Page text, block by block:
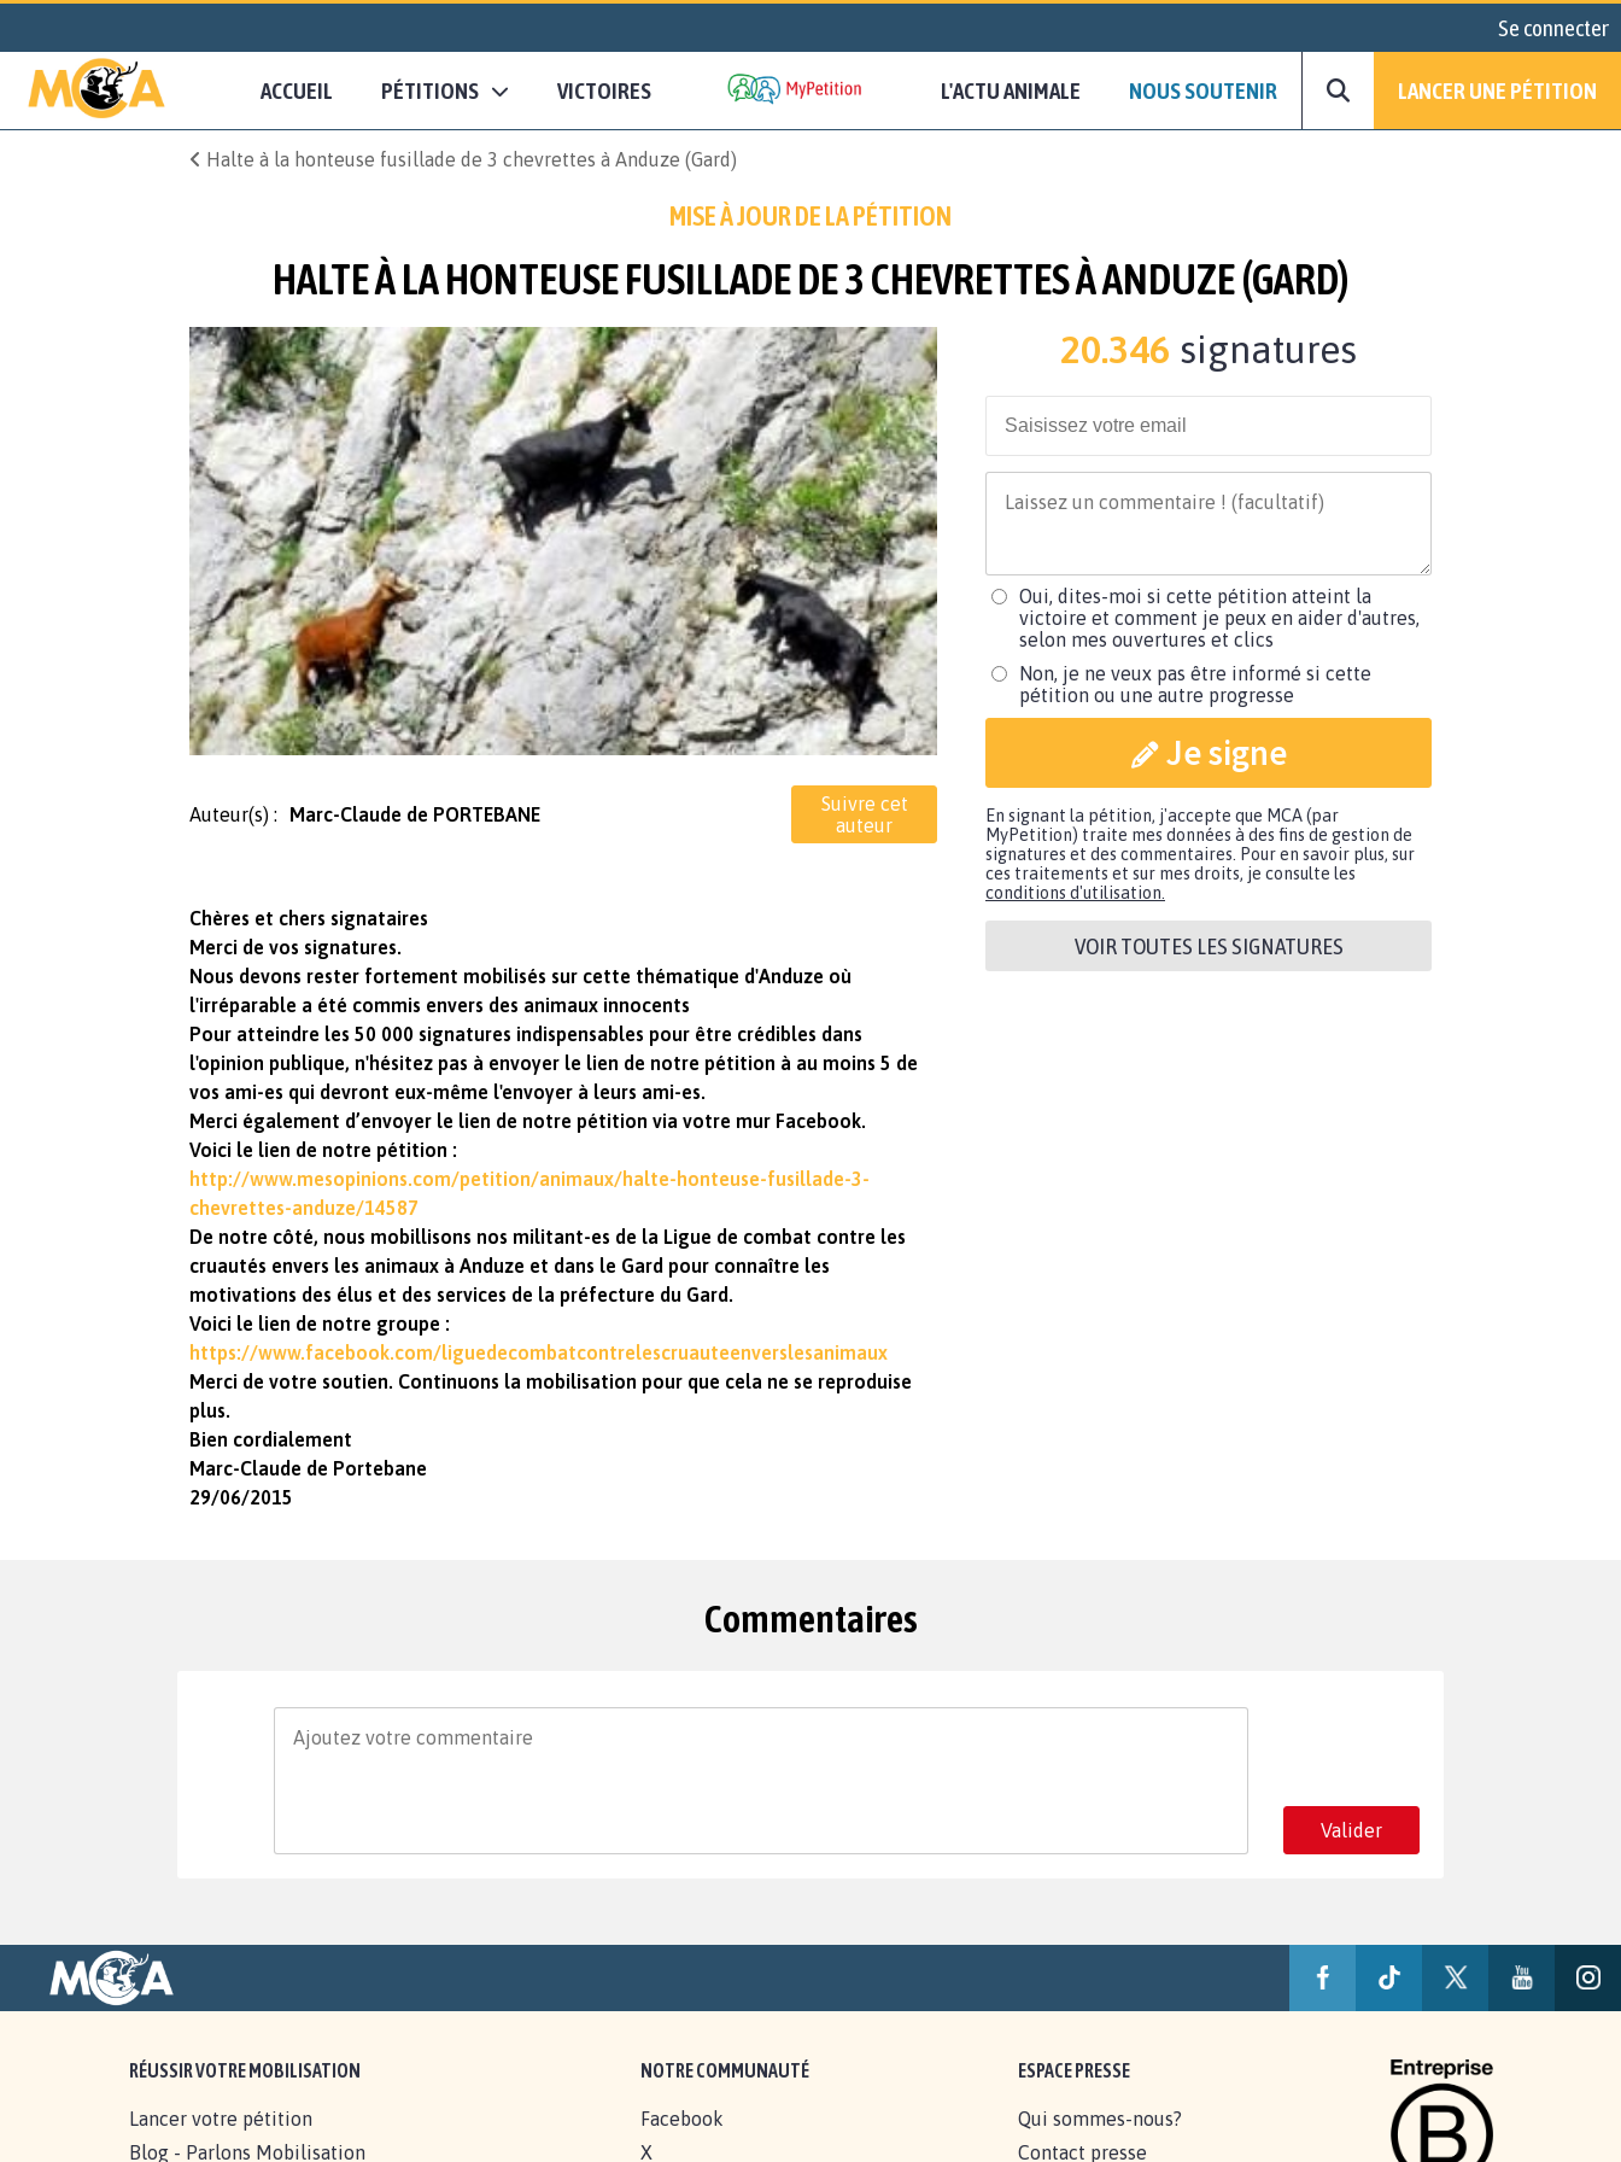
Se connecter
ACCUEIL PÉTITIONS VICTOIRES L'ACTU ANIMALE NOUS SOUTENIR LANCER UNE PÉTITION
Halte à la honteuse fusillade de 3 chevrettes à Anduze (Gard)
MISE À JOUR DE LA PÉTITION
HALTE À LA HONTEUSE FUSILLADE DE 3 CHEVRETTES À ANDUZE (GARD)
Auteur(s) : Marc-Claude de PORTEBANE
Suivre cet
auteur
Chères et chers signataires
Merci de vos signatures.
Nous devons rester fortement mobilisés sur cette thématique d'Anduze où
l'irréparable a été commis envers des animaux innocents
Pour atteindre les 50 000 signatures indispensables pour être crédibles dans
l'opinion publique, n'hésitez pas à envoyer le lien de notre pétition à au moins 5 de
vos ami-es qui devront eux-même l'envoyer à leurs ami-es.
Merci également d’envoyer le lien de notre pétition via votre mur Facebook.
Voici le lien de notre pétition :
http://www.mesopinions.com/petition/animaux/halte-honteuse-fusillade-3-
chevrettes-anduze/14587
De notre côté, nous mobillisons nos militant-es de la Ligue de combat contre les
cruautés envers les animaux à Anduze et dans le Gard pour connaître les
motivations des élus et des services de la préfecture du Gard.
Voici le lien de notre groupe :
https://www.facebook.com/liguedecombatcontrelescruauteenverslesanimaux
Merci de votre soutien. Continuons la mobilisation pour que cela ne se reproduise
plus.
Bien cordialement
Marc-Claude de Portebane
29/06/2015
20.346 signatures
Oui, dites-moi si cette pétition atteint la
victoire et comment je peux en aider d'autres,
selon mes ouvertures et clics
Non, je ne veux pas être informé si cette
pétition ou une autre progresse
Je signe
En signant la pétition, j'accepte que MCA (par
MyPetition) traite mes données à des fins de gestion de
signatures et des commentaires. Pour en savoir plus, sur
ces traitements et sur mes droits, je consulte les
conditions d'utilisation.
VOIR TOUTES LES SIGNATURES
Commentaires
Valider
RÉUSSIR VOTRE MOBILISATION
Lancer votre pétition
Blog - Parlons Mobilisation
NOTRE COMMUNAUTÉ
Facebook
X
ESPACE PRESSE
Qui sommes-nous?
Contact presse